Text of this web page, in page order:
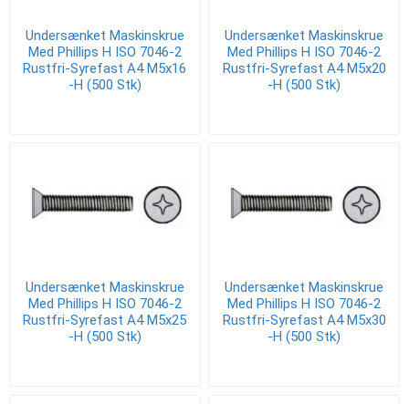
Undersænket Maskinskrue
Med Phillips H ISO 7046-2
Rustfri-Syrefast A4 M5x16
-H (500 Stk)
Undersænket Maskinskrue
Med Phillips H ISO 7046-2
Rustfri-Syrefast A4 M5x20
-H (500 Stk)
Undersænket Maskinskrue
Med Phillips H ISO 7046-2
Rustfri-Syrefast A4 M5x25
-H (500 Stk)
Undersænket Maskinskrue
Med Phillips H ISO 7046-2
Rustfri-Syrefast A4 M5x30
-H (500 Stk)